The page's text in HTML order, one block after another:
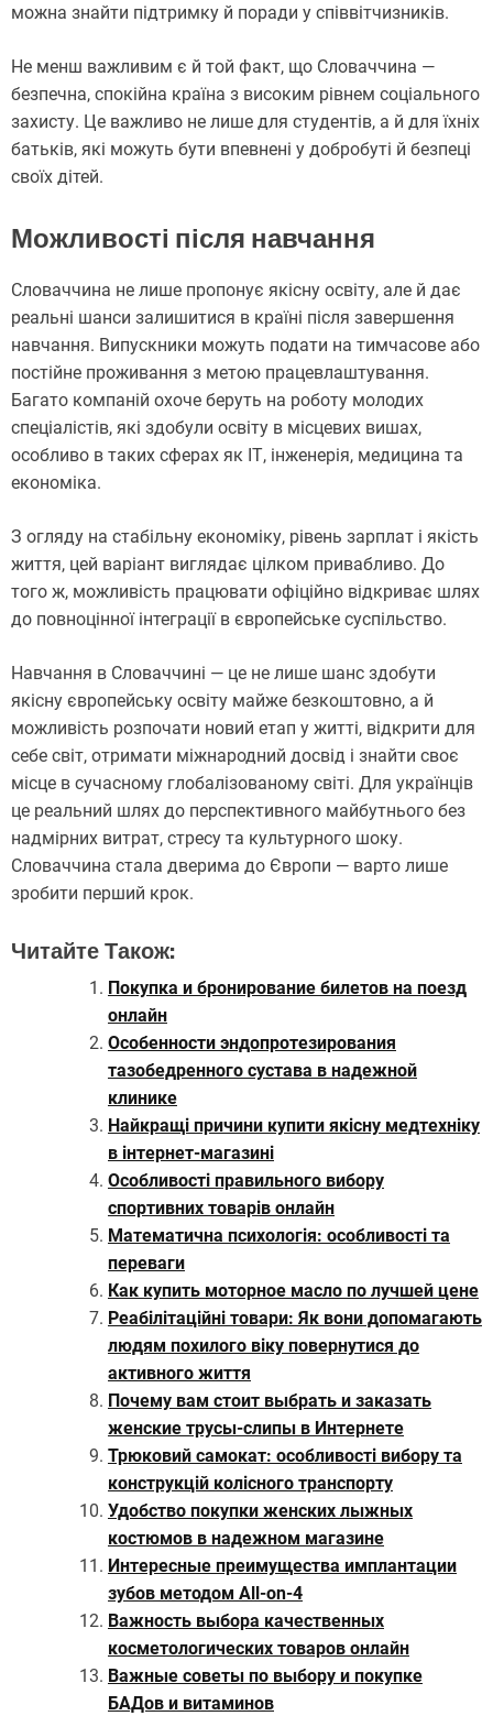
можна знайти підтримку й поради у співвітчизників.
Не менш важливим є й той факт, що Словаччина —
безпечна, спокійна країна з високим рівнем соціального
захисту. Це важливо не лише для студентів, а й для їхніх
батьків, які можуть бути впевнені у добробуті й безпеці
своїх дітей.
Можливості після навчання
Словаччина не лише пропонує якісну освіту, але й дає
реальні шанси залишитися в країні після завершення
навчання. Випускники можуть подати на тимчасове або
постійне проживання з метою працевлаштування.
Багато компаній охоче беруть на роботу молодих
спеціалістів, які здобули освіту в місцевих вишах,
особливо в таких сферах як ІТ, інженерія, медицина та
економіка.
З огляду на стабільну економіку, рівень зарплат і якість
життя, цей варіант виглядає цілком привабливо. До
того ж, можливість працювати офіційно відкриває шлях
до повноцінної інтеграції в європейське суспільство.
Навчання в Словаччині — це не лише шанс здобути
якісну європейську освіту майже безкоштовно, а й
можливість розпочати новий етап у житті, відкрити для
себе світ, отримати міжнародний досвід і знайти своє
місце в сучасному глобалізованому світі. Для українців
це реальний шлях до перспективного майбутнього без
надмірних витрат, стресу та культурного шоку.
Словаччина стала дверима до Європи — варто лише
зробити перший крок.
Читайте Також:
Покупка и бронирование билетов на поезд
онлайн
Особенности эндопротезирования
тазобедренного сустава в надежной
клинике
Найкращі причини купити якісну медтехніку
в інтернет-магазині
Особливості правильного вибору
спортивних товарів онлайн
Математична психологія: особливості та
переваги
Как купить моторное масло по лучшей цене
Реабілітаційні товари: Як вони допомагають
людям похилого віку повернутися до
активного життя
Почему вам стоит выбрать и заказать
женские трусы-слипы в Интернете
Трюковий самокат: особливості вибору та
конструкцій колісного транспорту
Удобство покупки женских лыжных
костюмов в надежном магазине
Интересные преимущества имплантации
зубов методом All-on-4
Важность выбора качественных
косметологических товаров онлайн
Важные советы по выбору и покупке
БАДов и витаминов